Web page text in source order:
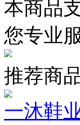
本商品
您专业
推荐商
一沐鞋